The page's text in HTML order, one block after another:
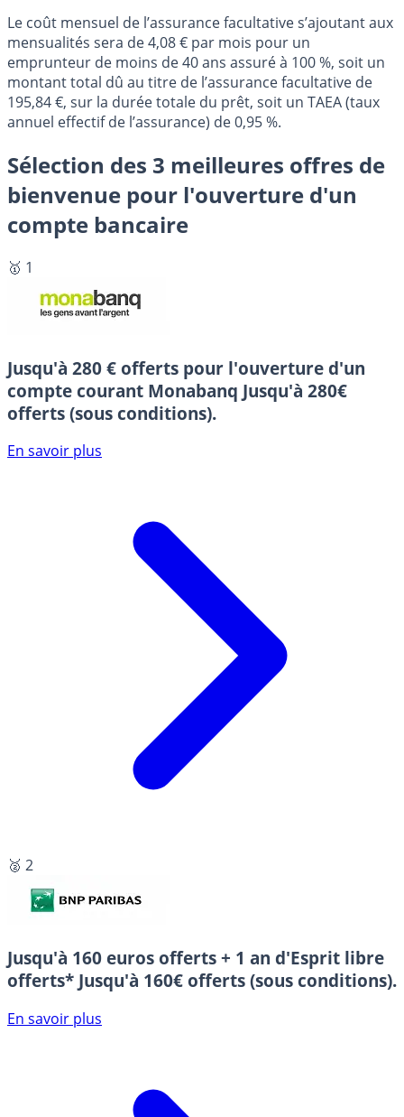
Le coût mensuel de l’assurance facultative s’ajoutant aux
mensualités sera de 4,08 € par mois pour un
emprunteur de moins de 40 ans assuré à 100 %, soit un
montant total dû au titre de l’assurance facultative de
195,84 €, sur la durée totale du prêt, soit un TAEA (taux
annuel effectif de l’assurance) de 0,95 %.
Sélection des 3 meilleures offres de
bienvenue pour l'ouverture d'un
compte bancaire
🥇 1
Jusqu'à 280 € offerts pour l'ouverture d'un
compte courant Monabanq Jusqu'à 280€
offerts (sous conditions).
En savoir plus
🥈 2
Jusqu'à 160 euros offerts + 1 an d'Esprit libre
offerts* Jusqu'à 160€ offerts (sous conditions).
En savoir plus